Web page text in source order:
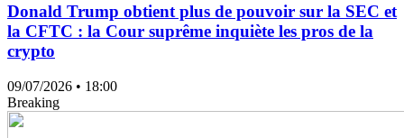
Donald Trump obtient plus de pouvoir sur la SEC et
la CFTC : la Cour suprême inquiète les pros de la
crypto
09/07/2026 • 18:00
Breaking